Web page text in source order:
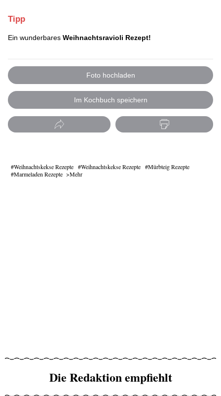
Tipp
Ein wunderbares Weihnachtsravioli Rezept!
Foto hochladen
Im Kochbuch speichern
Weihnachtskekse Rezepte Weihnachtskekse Rezepte
Mürbteig Rezepte
Marmeladen Rezepte
Mehr
Die Redaktion empfiehlt